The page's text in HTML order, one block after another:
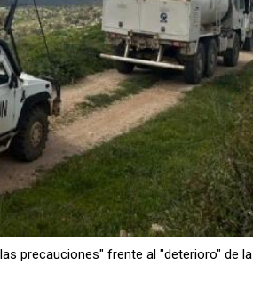
precauciones" frente al "deterioro" de la